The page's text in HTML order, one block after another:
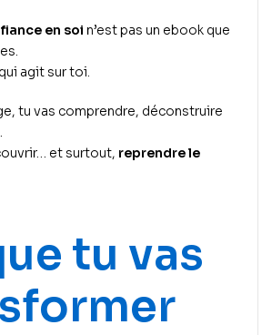
en soi n’est pas un ebook que
agit sur toi.
tu vas comprendre, déconstruire
et surtout, reprendre le
tu vas